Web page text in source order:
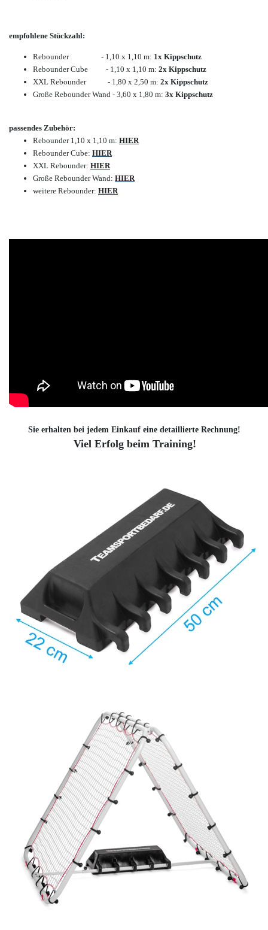
empfohlene Stückzahl:
Rebounder - 1,10 x 1,10 m: 1x Kippschutz
Rebounder Cube - 1,10 x 1,10 m: 2x Kippschutz
XXL Rebounder - 1,80 x 2,50 m: 2x Kippschutz
Große Rebounder Wand - 3,60 x 1,80 m: 3x Kippschutz
passendes Zubehör:
Rebounder 1,10 x 1,10 m: HIER
Rebounder Cube: HIER
XXL Rebounder: HIER
Große Rebounder Wand: HIER
weitere Rebounder: HIER
Sie erhalten bei jedem Einkauf eine detaillierte Rechnung!
Viel Erfolg beim Training!